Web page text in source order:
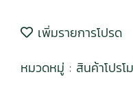
เพิ่มรายการโปรด
หมวดหมู่ : สินค้าโปรโ